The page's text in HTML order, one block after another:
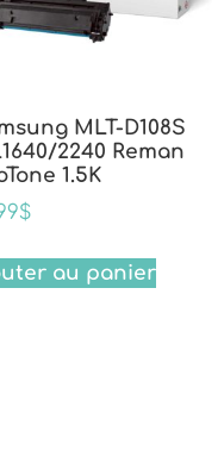
MLT-D108S
2240 Reman
1.5K
$
au panier